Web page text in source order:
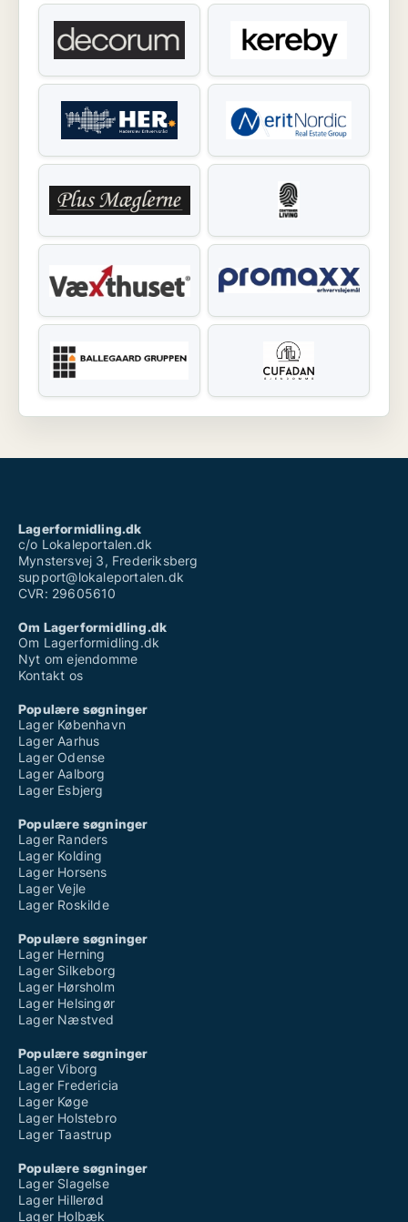
Lagerformidling.dk
c/o Lokaleportalen.dk
Mynstersvej 3, Frederiksberg
support@lokaleportalen.dk
CVR: 29605610
Om Lagerformidling.dk
Om Lagerformidling.dk
Nyt om ejendomme
Kontakt os
Populære søgninger
Lager København
Lager Aarhus
Lager Odense
Lager Aalborg
Lager Esbjerg
Populære søgninger
Lager Randers
Lager Kolding
Lager Horsens
Lager Vejle
Lager Roskilde
Populære søgninger
Lager Herning
Lager Silkeborg
Lager Hørsholm
Lager Helsingør
Lager Næstved
Populære søgninger
Lager Viborg
Lager Fredericia
Lager Køge
Lager Holstebro
Lager Taastrup
Populære søgninger
Lager Slagelse
Lager Hillerød
Lager Holbæk